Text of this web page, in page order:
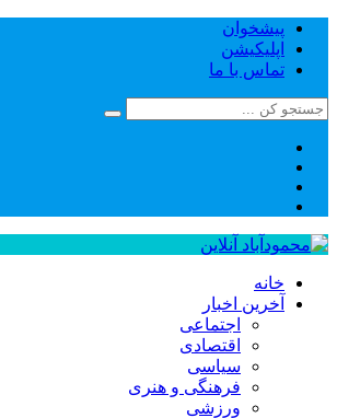
پیشخوان
اپلیکیشن
تماس با ما
خانه
آخرین اخبار
اجتماعی
اقتصادی
سیاسی
فرهنگی و هنری
ورزشی